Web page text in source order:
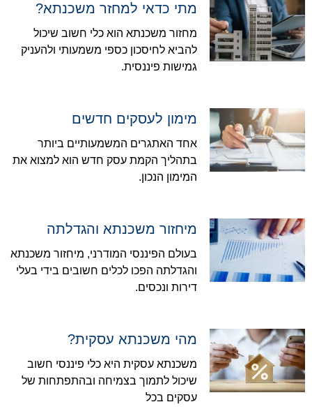
מתי כדאי למחזר משכנתא?
מחזור משכנתא הוא כלי חשוב שיכול
להביא לחיסכון כספי משמעותי ולהעניק
גמישות פיננסית.
מימון לעסקים חדשים
אחד האתגרים המשמעותיים ביותר
בתהליך הקמת עסק חדש הוא למצוא את
המימון הנכון.
מיחזור משכנתא והגדלתה
בעולם הפיננסי המודרני, מיחזור משכנתא
והגדלתה הפכו לכלים חשובים בידי בעלי
דירות ונכסים.
מהי משכנתא עסקית?
משכנתא עסקית היא כלי פיננסי חשוב
שיכול לתמוך בצמיחה ובהתפתחות של
עסקים בכל